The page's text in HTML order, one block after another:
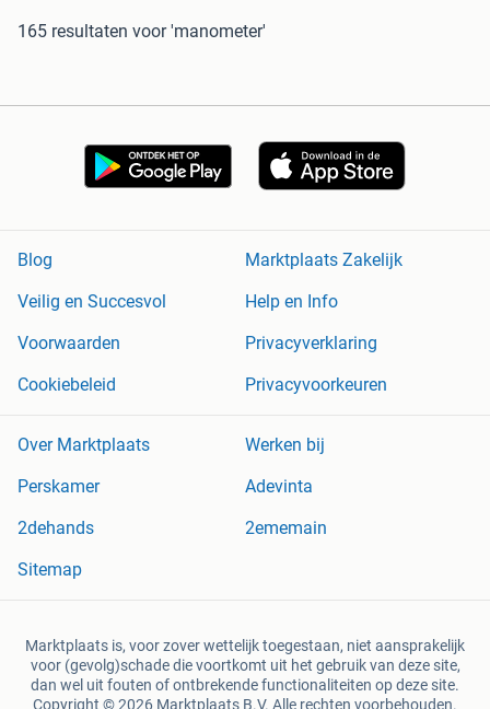
165 resultaten voor 'manometer'
Blog
Marktplaats Zakelijk
Veilig en Succesvol
Help en Info
Voorwaarden
Privacyverklaring
Cookiebeleid
Privacyvoorkeuren
Over Marktplaats
Werken bij
Perskamer
Adevinta
2dehands
2ememain
Sitemap
Marktplaats is, voor zover wettelijk toegestaan, niet aansprakelijk
voor (gevolg)schade die voortkomt uit het gebruik van deze site,
dan wel uit fouten of ontbrekende functionaliteiten op deze site.
Copyright © 2026 Marktplaats B.V. Alle rechten voorbehouden.